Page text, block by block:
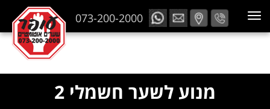
073-200-2000
מנוע לשער חשמלי 2